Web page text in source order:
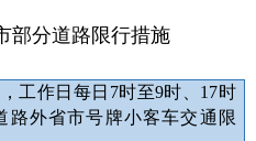
部分道路限行措施
工作日每日7时至9时、17时
路外省市号牌小客车交通限